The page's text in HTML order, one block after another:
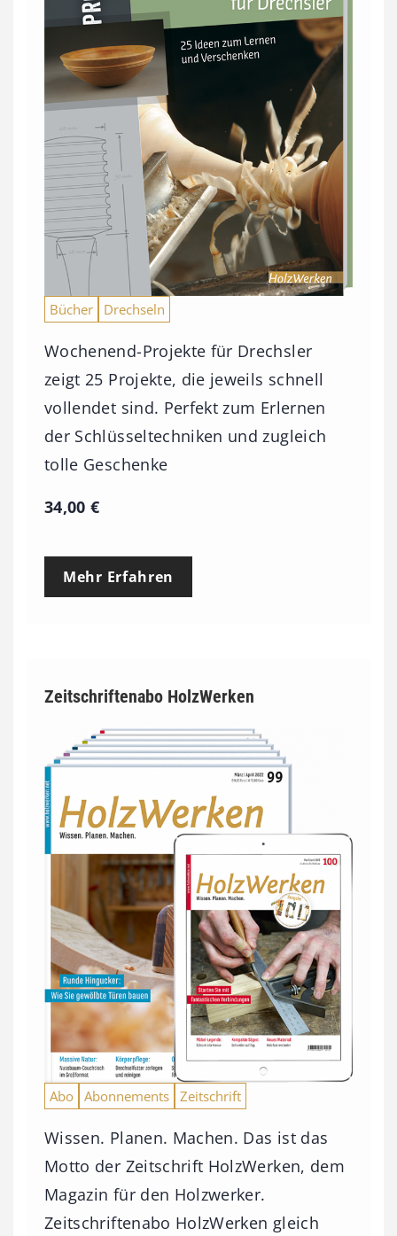
Bücher Drechseln
Wochenend-Projekte für Drechsler
zeigt 25 Projekte, die jeweils schnell
vollendet sind. Perfekt zum Erlernen
der Schlüsseltechniken und zugleich
tolle Geschenke
34,00€
Mehr Erfahren
Zeitschriftenabo HolzWerken
Abo Abonnements Zeitschrift
Wissen. Planen. Machen. Das ist das
Motto der Zeitschrift HolzWerken, dem
Magazin für den Holzwerker.
Zeitschriftenabo HolzWerken gleich